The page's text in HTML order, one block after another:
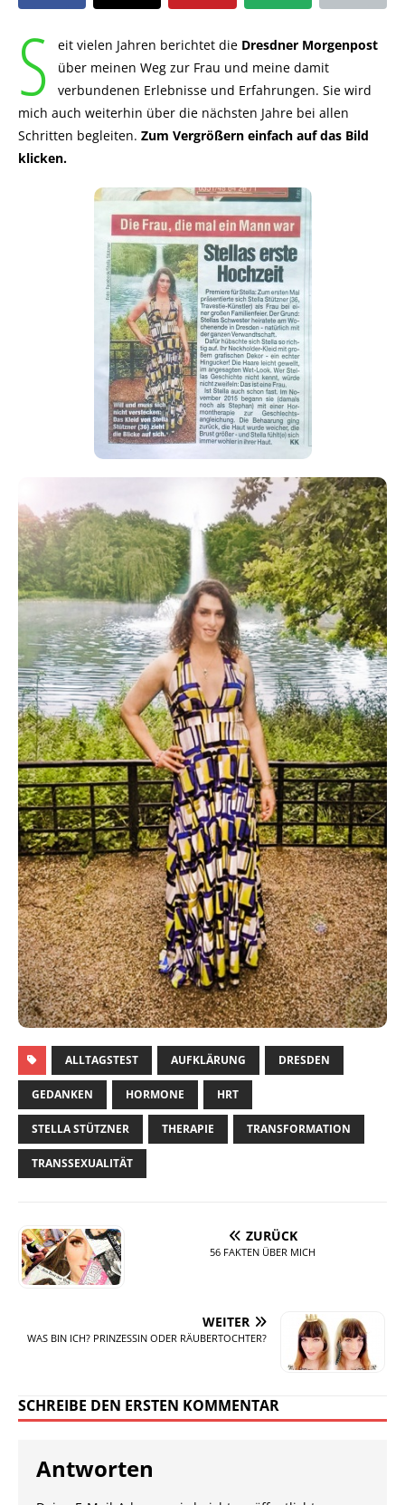
S eit vielen Jahren berichtet die Dresdner Morgenpost
über meinen Weg zur Frau und meine damit
verbundenen Erlebnisse und Erfahrungen. Sie wird
mich auch weiterhin über die nächsten Jahre bei allen
Schritten begleiten. Zum Vergrößern einfach auf das Bild
klicken.
ALLTAGSTEST AUFKLÄRUNG DRESDEN
GEDANKEN HORMONE HRT
STELLA STÜTZNER THERAPIE TRANSFORMATION
TRANSSEXUALITÄT
ZURÜCK
56 FAKTEN ÜBER MICH
WEITER
WAS BIN ICH? PRINZESSIN ODER RÄUBERTOCHTER?
SCHREIBE DEN ERSTEN KOMMENTAR
Antworten